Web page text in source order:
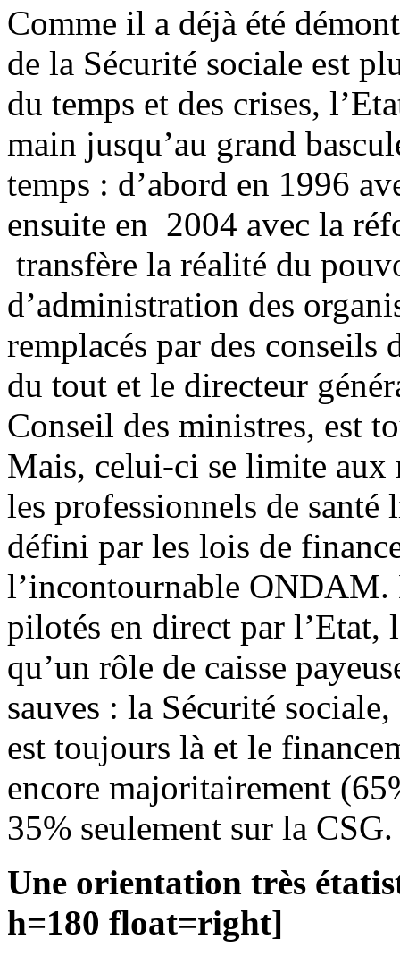
Comme il a déjà été
de la Sécurité sociale est
du temps et des crises,
main jusqu’au grand
temps : d’abord en 1996
ensuite en 2004 avec la
transfère la réalité du
d’administration des
remplacés par des
du tout et le directeur
Conseil des ministres, est
Mais, celui-ci se limite aux
les professionnels de
défini par les lois de
l’incontournable ONDAM.
pilotés en direct par l’Etat,
qu’un rôle de caisse
sauves : la Sécurité
est toujours là et le
encore majoritairement
35% seulement sur la CSG.
Une orientation très
h=180 float=right]